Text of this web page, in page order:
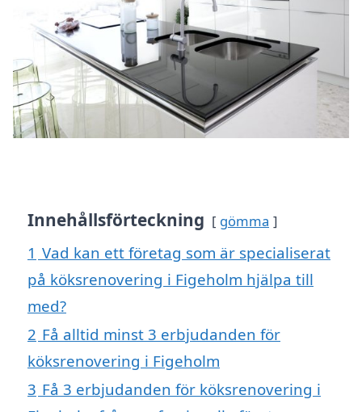
Innehållsförteckning gömma
1 Vad kan ett företag som är specialiserat
på köksrenovering i Figeholm hjälpa till
med?
2 Få alltid minst 3 erbjudanden för
köksrenovering i Figeholm
3 Få 3 erbjudanden för köksrenovering i